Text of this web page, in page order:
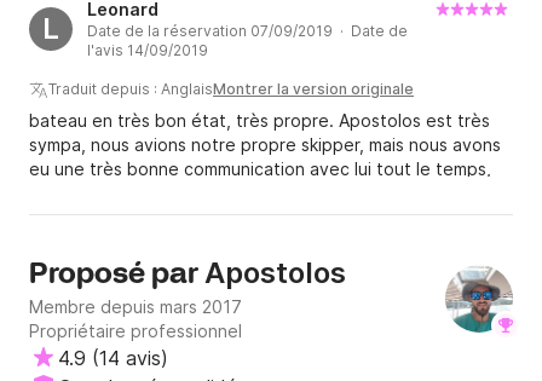
Un vrai professionnel du secteur et très courtois
L
Leonard
Date de la réservation 07/09/2019 · Date de
l'avis 14/09/2019
Traduit depuis : AnglaisMontrer la version originale
bateau en très bon état, très propre. Apostolos est très
sympa, nous avions notre propre skipper, mais nous avons
eu une très bonne communication avec lui tout le temps,
nous recommandons fortement le propriétaire et le
Proposé parApostolos
Membre depuis mars 2017
Propriétaire professionnel
4.9 (14 avis)